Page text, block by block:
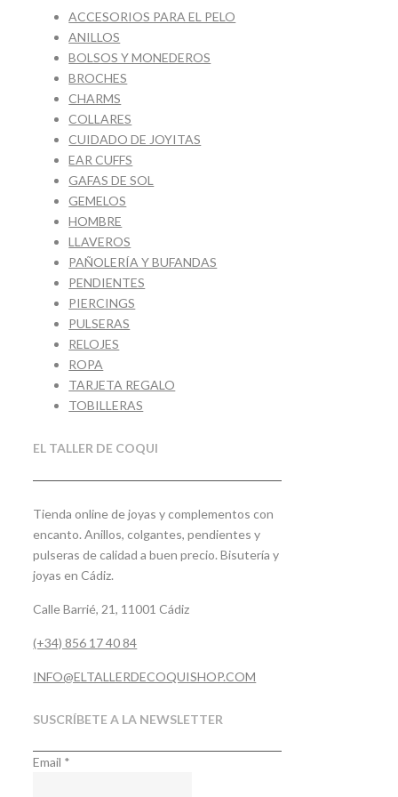
ACCESORIOS PARA EL PELO
ANILLOS
BOLSOS Y MONEDEROS
BROCHES
CHARMS
COLLARES
CUIDADO DE JOYITAS
EAR CUFFS
GAFAS DE SOL
GEMELOS
HOMBRE
LLAVEROS
PAÑOLERÍA Y BUFANDAS
PENDIENTES
PIERCINGS
PULSERAS
RELOJES
ROPA
TARJETA REGALO
TOBILLERAS
EL TALLER DE COQUI
Tienda online de joyas y complementos con
encanto. Anillos, colgantes, pendientes y
pulseras de calidad a buen precio. Bisutería y
joyas en Cádiz.
Calle Barrié, 21, 11001 Cádiz
(+34) 856 17 40 84
INFO@ELTALLERDECOQUISHOP.COM
SUSCRÍBETE A LA NEWSLETTER
Email *